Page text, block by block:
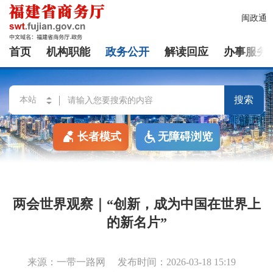
闽政通
首页 机构职能 政务公开 解读回应 办事服务
搜索
长者模式 无障碍浏览
两会世界观察｜“创新，成为中国在世界上
的新名片”
来源：一带一路网
发布时间：2026-03-18 15:19